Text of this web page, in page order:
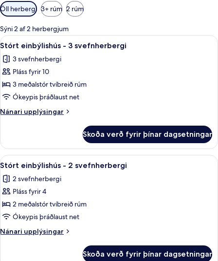
Síur
í
boði
fyrir
herbergi
Öll herbergi 3+ rúm 2 rúm
Sýni 2 af 2 herbergjum
Skoða
allar
myndir
fyrir
Stórt
einbýlishús
-
3
Öryggishólf í herbergi, ókeypis
6
Stórt einbýlishús - 3 svefnherbergi
3 svefnherbergi
Pláss fyrir 10
3 meðalstór tvíbreið rúm
Ókeypis þráðlaust net
Nánari upplýsingar
Nánari
einbýlishús
3
svefnherbergi
Skoða verð fyrir þínar dagsetningar
Skoða
allar
myndir
fyrir
Stórt
einbýlishús
-
2
Öryggishólf í herbergi, ókeypis
10
Stórt einbýlishús - 2 svefnherbergi
2 svefnherbergi
Pláss fyrir 4
2 meðalstór tvíbreið rúm
Ókeypis þráðlaust net
Nánari upplýsingar
Nánari
Skoða verð fyrir þínar dagsetningar